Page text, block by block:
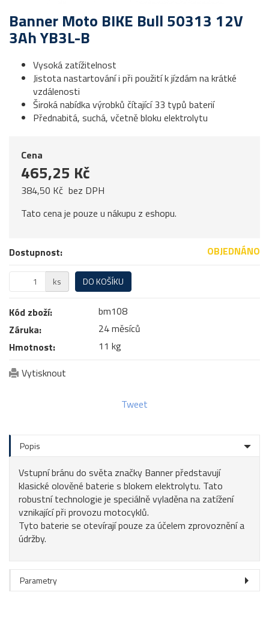
Banner Moto BIKE Bull 50313 12V
3Ah YB3L-B
Vysoká zatížitelnost
Jistota nastartování i při použití k jízdám na krátké
vzdálenosti
Široká nabídka výrobků čítající 33 typů baterií
Přednabitá, suchá, včetně bloku elektrolytu
Cena
465,25 Kč
384,50 Kč bez DPH
Tato cena je pouze u nákupu z eshopu.
Dostupnost: OBJEDNÁNO
ks DO KOŠÍKU
Kód zboží:
bm108
Záruka:
24 měsíců
Hmotnost:
11 kg
Vytisknout
Tweet
Popis
Vstupní bránu do světa značky Banner představují
klasické olověné baterie s blokem elektrolytu. Tato
robustní technologie je speciálně vyladěna na zatížení
vznikající při provozu motocyklů.
Tyto baterie se otevírají pouze za účelem zprovoznění a
údržby.
Parametry